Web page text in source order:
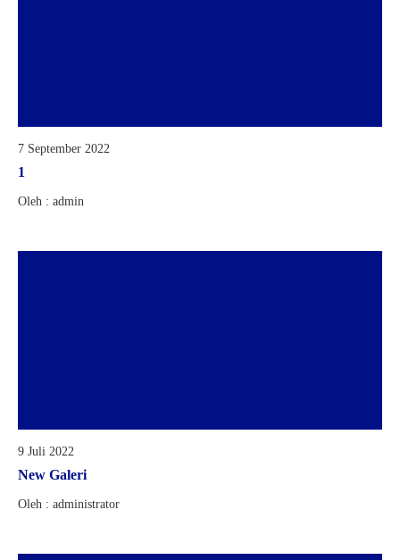
7 September 2022
1
Oleh : admin
9 Juli 2022
New Galeri
Oleh : administrator